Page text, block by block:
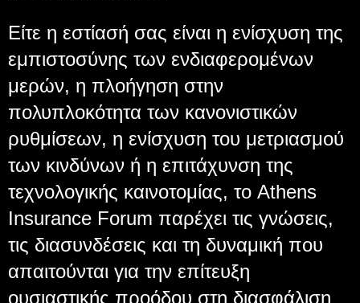
Είτε η εστίασή σας είναι η ενίσχυση της
εμπιστοσύνης των ενδιαφερομένων
μερών, η πλοήγηση στην
πολυπλοκότητα των κανονιστικών
ρυθμίσεων, η ενίσχυση του μετριασμού
των κινδύνων ή η επιτάχυνση της
τεχνολογικής καινοτομίας, το Athens
Insurance Forum παρέχει τις γνώσεις,
τις διασυνδέσεις και τη δυναμική που
απαιτούνται για την επίτευξη
ουσιαστικής προόδου στη διασφάλιση